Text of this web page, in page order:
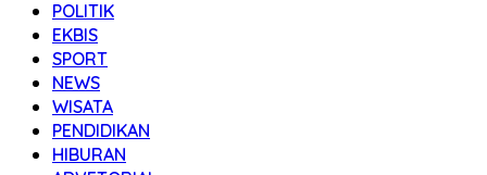
POLITIK
EKBIS
SPORT
NEWS
WISATA
PENDIDIKAN
HIBURAN